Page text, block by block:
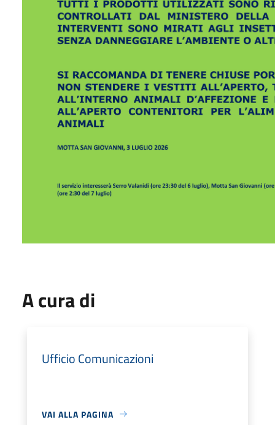
A cura di
Ufficio Comunicazioni
VAI ALLA PAGINA